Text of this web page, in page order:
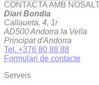
CONTACTA AMB
Diari Bondia
Callaueta, 4, 1r
AD500 Andorra la Vella
Principat d'Andorra
Tel. +376 80 88 88
Formulari de contacte
Serveis